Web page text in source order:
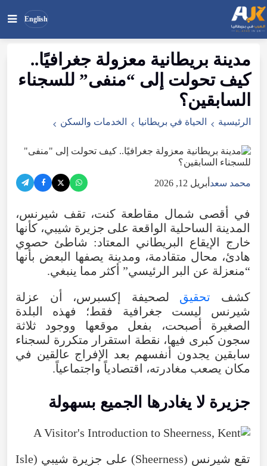
English
ابحث
في
الموقع
بحث مدينة بريطانية معزولة جغرافيًا..
كيف تحولت إلى “منفى” للسجناء
السابقين؟
الرئيسية الحياة في بريطانيا الخدمات والسكن
محمد سعد أبريل 12, 2026
في أقصى شمال مقاطعة كنت، تقف شيرنس،
المدينة الساحلية الواقعة على جزيرة شيبي، كأنها
خارج
الإيقاع البريطاني المعتاد: شاطئ حصوي
هادئ، محال متقادمة، ومدينة يصفها البعض بأنها
“منعزلة عن البر الرئيسي” أكثر مما ينبغي.
كشف
تحقيق لصحيفة إكسبرس، أن
عزلة
شيرنس
ليست جغرافية فقط؛ فهذه
البلدة
الصغيرة
أصبحت، بفعل موقعها ووجود
ثلاثة
سجون كبرى فيها، نقطة استقرار متكررة لسجناء
سابقين يجدون أنفسهم بعد الإفراج عالقين في
مكان يصعب مغادرته، اقتصادياً واجتماعياً.
جزيرة لا يغادرها الجميع بسهولة
تقع شيرنس (
Sheerness
) على جزيرة شيبي (
Isle